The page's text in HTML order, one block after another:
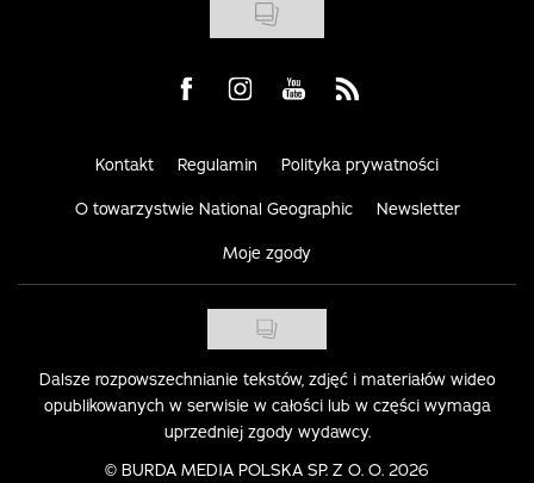
Visit us on Facebook
Visit us on Instagram
Visit us on Youtube
Visit us on Rss
Kontakt Regulamin Polityka prywatności
O towarzystwie National Geographic Newsletter
Moje zgody
Dalsze rozpowszechnianie tekstów, zdjęć i materiałów wideo
opublikowanych w serwisie w całości lub w części wymaga
uprzedniej zgody wydawcy.
© BURDA MEDIA POLSKA SP. Z O. O. 2026